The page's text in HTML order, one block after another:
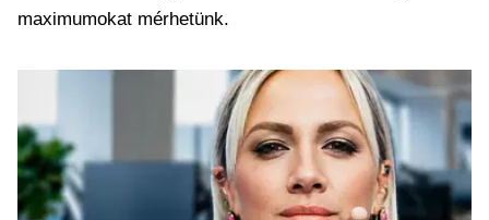
maximumokat mérhetünk.